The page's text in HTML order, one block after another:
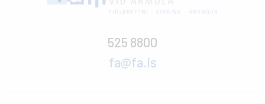
525 8800
fa@fa.is